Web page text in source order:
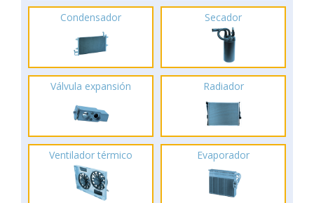
Condensador Secador
Válvula expansión Radiador
Ventilador térmico Evaporador